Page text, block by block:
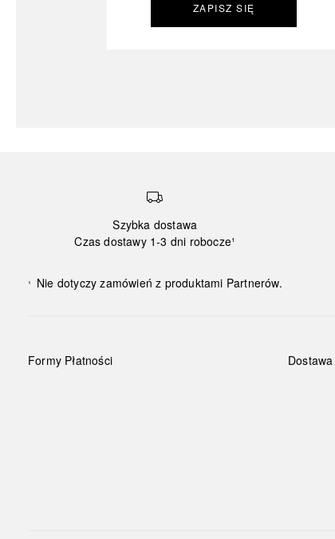
ZAPISZ SIĘ
Szybka dostawa
Czas dostawy 1-3 dni robocze¹
¹ Nie dotyczy zamówień z produktami Partnerów.
Formy Płatności Dostawa